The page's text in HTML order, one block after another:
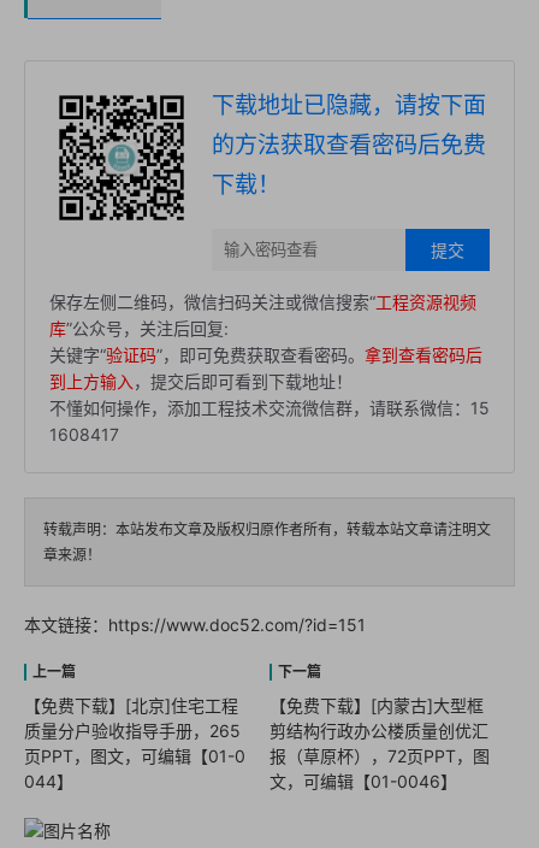
下载地址已隐藏，请按下面
的方法获取查看密码后免费
下载！
提交
保存左侧二维码，微信扫码关注或微信搜索“工程资源视频
库”公众号，关注后回复:
关键字“验证码”，即可免费获取查看密码。 拿到查看密码后
到上方输入 ，提交后即可看到下载地址！
不懂如何操作，添加工程技术交流微信群，请联系微信：15
1608417
转载声明：本站发布文章及版权归原作者所有，转载本站文章请注明文
章来源！
本文链接： https://www.doc52.com/?id=151
【免费下载】[北京]住宅工程
质量分户验收指导手册，265
页PPT，图文，可编辑【01-0
044】
【免费下载】[内蒙古]大型框
剪结构行政办公楼质量创优汇
报（草原杯），72页PPT，图
文，可编辑【01-0046】